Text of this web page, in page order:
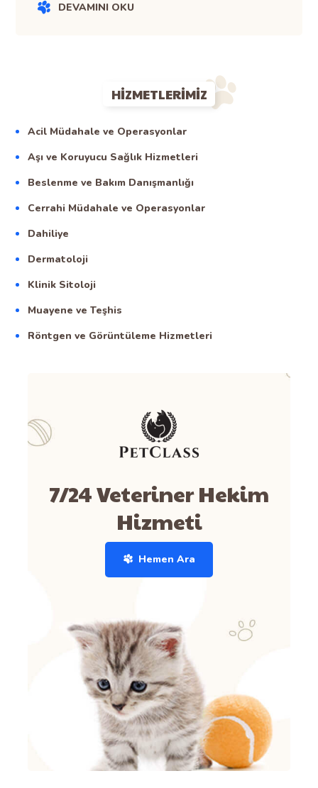
DEVAMINI OKU
HIZMETLERIMIZ
Acil Müdahale ve Operasyonlar
Aşı ve Koruyucu Sağlık Hizmetleri
Beslenme ve Bakım Danışmanlığı
Cerrahi Müdahale ve Operasyonlar
Dahiliye
Dermatoloji
Klinik Sitoloji
Muayene ve Teşhis
Röntgen ve Görüntüleme Hizmetleri
7/24 Veteriner Hekim
Hizmeti
Hemen Ara